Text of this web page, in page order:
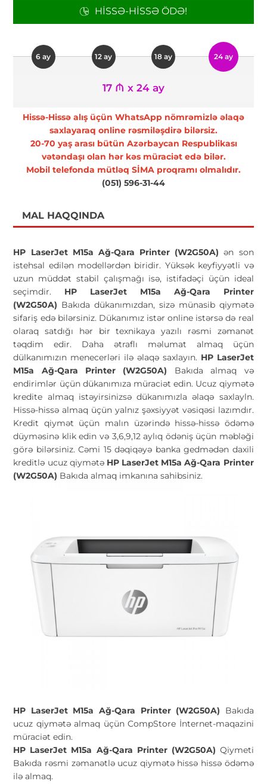
HISSƏ-HISSƏ ÖDƏ!
6 ay 12 ay 18 ay 24 ay
17 ₼ x 24 ay
Hissə-Hissə alış üçün WhatsApp nömrəmizlə əlaqə
saxlayaraq online rəsmiləşdirə bilərsiz.
20-70 yaş arası bütün Azərbaycan Respublikası
vətəndaşı olan hər kəs müraciət edə bilər.
Mobil telefonda mütləq SİMA proqramı olmalıdır.
(051) 596-31-44
MAL HAQQINDA
HP LaserJet M15a Ağ-Qara Printer (W2G50A)ən son
istehsal edilən modellərdən biridir. Yüksək keyfiyyətli və
uzun müddət stabil çalışmağı isə, istifadəçi üçün ideal
seçimdir. HP LaserJet M15a Ağ-Qara Printer
(W2G50A) Bakıda dükanımızdan, sizə münasib qiymətə
sifariş edə bilərsiniz. Dükanımız istər online istərsə də real
olaraq satdığı hər bir texnikaya yazılı rəsmi zəmanət
təqdim edir. Daha ətraflı məlumat almaq üçün
dülkanımızın menecerləri ilə əlaqə saxlayın. HP LaserJet
M15a Ağ-Qara Printer (W2G50A) Bakıda almaq və
endirimlər üçün dükanımıza müraciət edin. Ucuz qiymətə
kredite almaq istəyirsinizsə dükanımızla əlaqə saxlayln.
Hissə-hissə almaq üçün yalnız şəxsiyyət vəsiqəsi lazımdır.
Kredit qiymət üçün malın üzərində hissə-hissə ödəmə
düyməsinə klik edin və 3,6,9,12 aylıq ödəniş üçün məbləği
görə bilərsiniz. Cəmi 15 dəqiqəyə banka gedmədən daxili
kreditlə ucuz qiymətə HP LaserJet M15a Ağ-Qara Printer
(W2G50A) Bakıda almaq imkanına sahibsiniz.
HP LaserJet M15a Ağ-Qara Printer (W2G50A) Bakıda
ucuz qiymətə almaq üçün CompStore İnternet-maqazini
müraciət edin.
HP LaserJet M15a Ağ-Qara Printer (W2G50A) Qiymeti
Bakıda rəsmi zəmanətlə ucuz qiymətə hissə hissə ödəmə
ilə almaq.